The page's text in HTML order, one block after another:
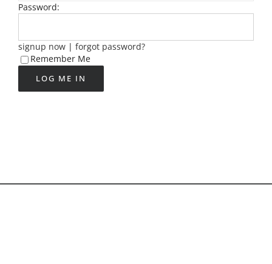
Password:
signup now | forgot password?
Remember Me